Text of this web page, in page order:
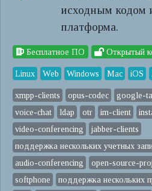
исходным кодом
платформа.
Бесплатное ПО Открытый
Linux Web Windows Mac iOS
xmpp-clients opus-codec google-
voice-chat
ldap otr im-client
video-conferencing
jabber-clients
поддержка нескольких учетных
audio-conferencing
open-source-
softphone
поддержка нескольких